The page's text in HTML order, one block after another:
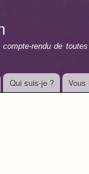
rendu de
Qui suis-je ? Vous